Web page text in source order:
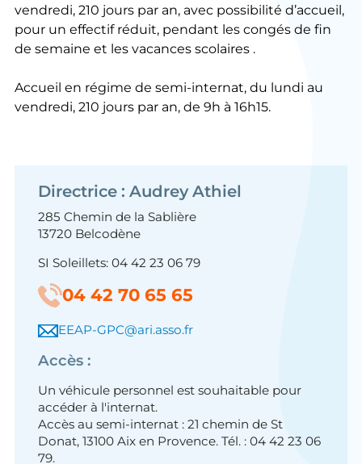
vendredi, 210 jours par an, avec possibilité d’accueil,
pour un effectif réduit, pendant les congés de fin
de semaine et les vacances scolaires .
Accueil en régime de semi-internat, du lundi au
vendredi, 210 jours par an, de 9h à 16h15.
Directrice : Audrey Athiel
285 Chemin de la Sablière
13720 Belcodène
SI Soleillets: 04 42 23 06 79
04 42 70 65 65
EEAP-GPC@ari.asso.fr
Accès :
Un véhicule personnel est souhaitable pour
accéder à l'internat.
Accès au semi-internat : 21 chemin de St
Donat, 13100 Aix en Provence. Tél. : 04 42 23 06
79.